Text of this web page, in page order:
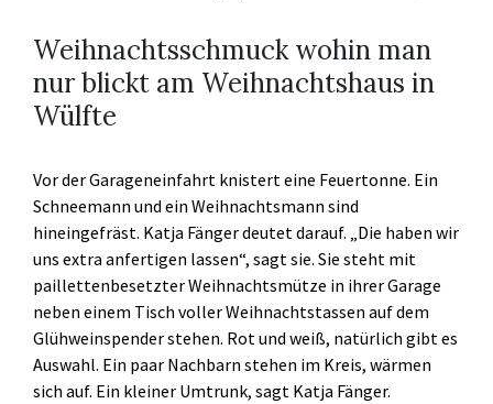
Weihnachtsschmuck wohin man
nur blickt am Weihnachtshaus in
Wülfte
Vor der Garageneinfahrt knistert eine Feuertonne. Ein
Schneemann und ein Weihnachtsmann sind
hineingefräst. Katja Fänger deutet darauf. „Die haben wir
uns extra anfertigen lassen“, sagt sie. Sie steht mit
paillettenbesetzter Weihnachtsmütze in ihrer Garage
neben einem Tisch voller Weihnachtstassen auf dem
Glühweinspender stehen. Rot und weiß, natürlich gibt es
Auswahl. Ein paar Nachbarn stehen im Kreis, wärmen
sich auf. Ein kleiner Umtrunk, sagt Katja Fänger.